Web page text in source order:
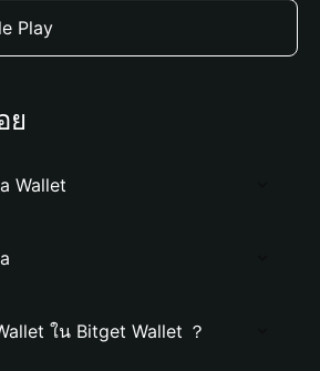
Play
ย
Wallet
ใน Bitget Wallet ？